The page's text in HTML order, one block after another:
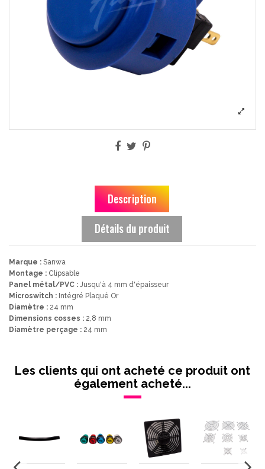
Description
Détails du produit
Marque : Sanwa
Montage : Clipsable
Panel métal/PVC : Jusqu'à 4 mm d'épaisseur
Microswitch : Intégré Plaqué Or
Diamètre : 24 mm
Dimensions cosses : 2,8 mm
Diamètre perçage : 24 mm
Montage Clipsable
24 mm
Rond
Convexe
Les clients qui ont acheté ce produit ont
également acheté...